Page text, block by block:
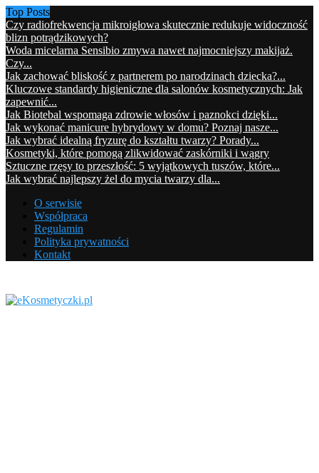
Top Posts
Czy radiofrekwencja mikroigłowa skutecznie redukuje widoczność
blizn potrądzikowych?
Woda micelarna Sensibio zmywa nawet najmocniejszy makijaż.
Czy...
Jak zachować bliskość z partnerem po narodzinach dziecka?...
Kluczowe standardy higieniczne dla salonów kosmetycznych: Jak
zapewnić...
Jak Biotebal wspomaga zdrowie włosów i paznokci dzięki...
Jak wykonać manicure hybrydowy w domu? Poznaj nasze...
Jak wybrać idealną fryzurę do kształtu twarzy? Porady...
Kosmetyki, które pomogą zlikwidować zaskórniki i wągry
Sztuczne rzęsy to przeszłość: 5 wyjątkowych tuszów, które...
Jak wybrać najlepszy żel do mycia twarzy dla...
O serwisie
Współpraca
Regulamin
Polityka prywatności
Kontakt